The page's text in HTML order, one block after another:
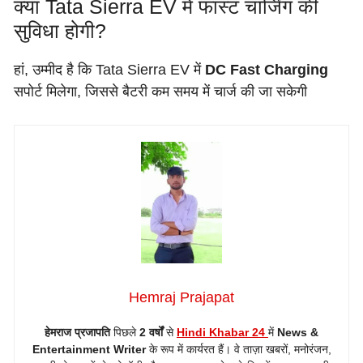
क्या Tata Sierra EV में फास्ट चार्जिंग की
सुविधा होगी?
हां, उम्मीद है कि Tata Sierra EV में DC Fast Charging
सपोर्ट मिलेगा, जिससे बैटरी कम समय में चार्ज की जा सकेगी
Hemraj Prajapat
हेमराज प्रजापतिपिछले2 वर्षोंसे Hindi Khabar 24 में News &
Entertainment Writerके रूप में कार्यरत हैं। वे ताज़ा खबरों, मनोरंजन,